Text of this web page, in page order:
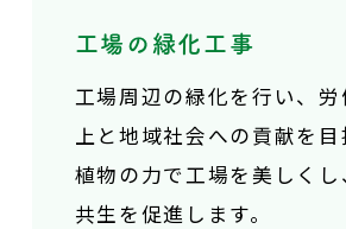
工場の緑化工事
工場周辺の緑化を行い、
上と地域社会への貢献を目
植物の力で工場を美しくし
共生を促進します。